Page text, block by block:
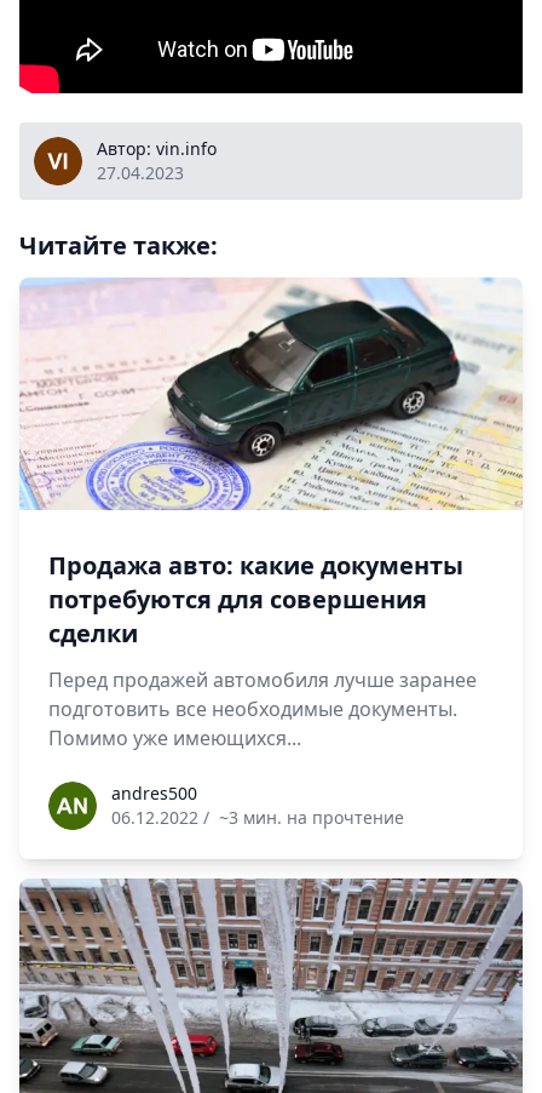
vin.infoАвтор: vin.info
27.04.2023
Читайте также:
Продажа авто: какие документы
потребуются для совершения
сделки
Перед продажей автомобиля лучше заранее
подготовить все необходимые документы.
Помимо уже имеющихся...
andres500andres500
06.12.2022 / ~3 мин. на прочтение